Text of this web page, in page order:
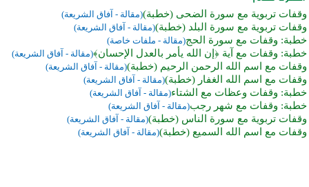
وقفات تربوية مع سورة الضحى (خطبة)(مقالة - آفاق الشريعة)
وقفات تربوية مع سورة البلد (خطبة)(مقالة - آفاق الشريعة)
خطبة: وقفات مع سورة الحج(مقالة - ملفات خاصة)
خطبة: وقفات مع آية ﴿إن الله يأمر بالعدل الإحسان﴾(مقالة - آفاق الشريعة)
وقفات مع اسم الله الرحمن الرحيم (خطبة)(مقالة - آفاق الشريعة)
وقفات مع اسم الله الغفار (خطبة)(مقالة - آفاق الشريعة)
خطبة: وقفات وعظات مع الشتاء(مقالة - آفاق الشريعة)
خطبة: وقفات مع شهر رجب(مقالة - آفاق الشريعة)
وقفات تربوية مع سورة الناس (خطبة)(مقالة - آفاق الشريعة)
وقفات مع اسم الله السميع (خطبة)(مقالة - آفاق الشريعة)